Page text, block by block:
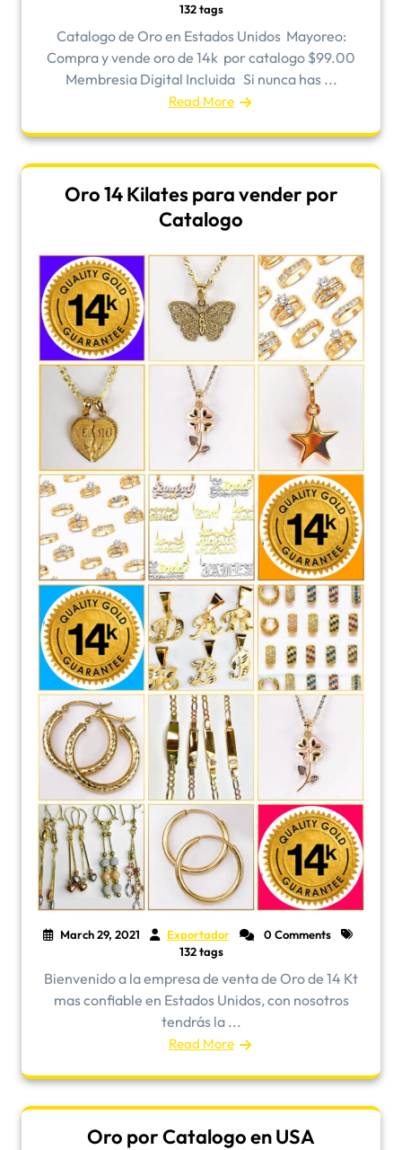
132 tags
Catalogo de Oro en Estados Unidos ​Mayoreo:
Compra y vende oro de 14k por catalogo $99.00
Membresia Digital Incluida Si nunca has ...
Read More
Oro 14 Kilates para vender por
Catalogo
March 29, 2021 Exportador
0 Comments
132 tags
Bienvenido a la empresa de venta de Oro de 14 Kt
mas confiable en Estados Unidos, con nosotros
tendrás la ...
Read More
Oro por Catalogo en USA